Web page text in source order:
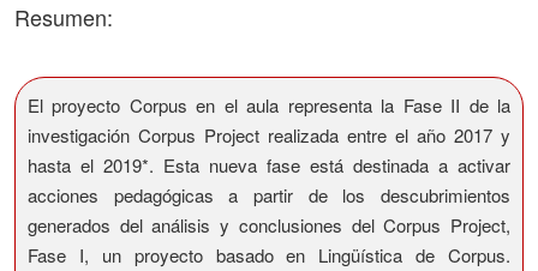
Resumen:
El proyecto Corpus en el aula representa la Fase II de la
investigación Corpus Project realizada entre el año 2017 y
hasta el 2019*. Esta nueva fase está destinada a activar
acciones pedagógicas a partir de los descubrimientos
generados del análisis y conclusiones del Corpus Project,
Fase I, un proyecto basado en Lingüística de Corpus.